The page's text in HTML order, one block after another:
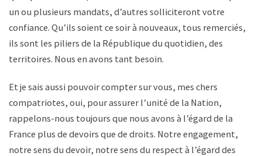
un ou plusieurs mandats, d’autres solliciteront votre
confiance. Qu’ils soient ce soir à nouveaux, tous remerciés,
ils sont les piliers de la République du quotidien, des
territoires. Nous en avons tant besoin.
Et je sais aussi pouvoir compter sur vous, mes chers
compatriotes, oui, pour assurer l’unité de la Nation,
rappelons-nous toujours que nous avons à l’égard de la
France plus de devoirs que de droits. Notre engagement,
notre sens du devoir, notre sens du respect à l’égard des